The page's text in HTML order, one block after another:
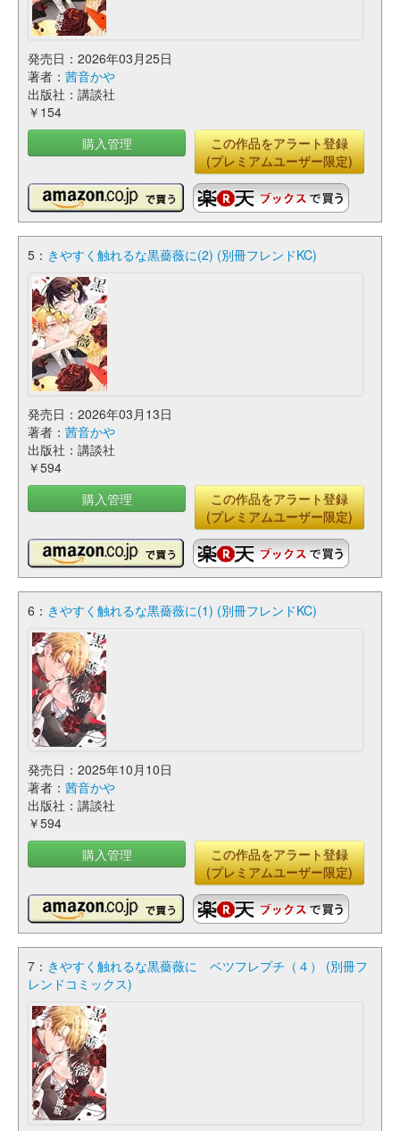
発売日：2026年03月25日
著者： 茜音かや
出版社：講談社
￥154
購入管理
この作品をアラート登録
(プレミアムユーザー限定)
5： きやすく触れるな黒薔薇に(2) (別冊フレンドKC)
発売日：2026年03月13日
著者： 茜音かや
出版社：講談社
￥594
購入管理
この作品をアラート登録
(プレミアムユーザー限定)
6： きやすく触れるな黒薔薇に(1) (別冊フレンドKC)
発売日：2025年10月10日
著者： 茜音かや
出版社：講談社
￥594
購入管理
この作品をアラート登録
(プレミアムユーザー限定)
7： きやすく触れるな黒薔薇に ベツフレプチ（４） (別冊フ
レンドコミックス)